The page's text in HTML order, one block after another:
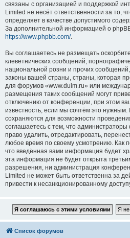
связаны с организацией и поддержкой
Limited не несёт ответственности за то,
определяет в качестве допустимого
За дополнительной информацией о
https://www.phpbb.com/.
Вы соглашаетесь не размещать
клеветнических сообщений,
национальной розни и прочих
законы вашей страны, страны, которая
для форумов «www.duim.ru» или
размещения таких сообщений могут
отключению от конференции, при этом
известность, если мы сочтём это
сохраняются для возможности
соглашаетесь с тем, что
право удалить, отредактировать,
любое время по своему усмотрению. Как
что введённая вами информация будет
эта информация не будет открыта
разрешения, ни администрация
Limited не может быть ответственна за
привести к несанкционированному
Список форумов